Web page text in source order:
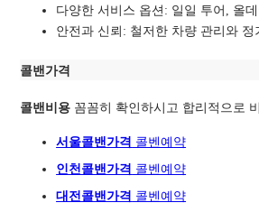
다양한 서비스 옵션: 일일 투어, 올
안전과 신뢰: 철저한 차량 관리와
콜밴가격
콜밴비용 꼼꼼히 확인하시고 합리적으로
서울콜밴가격 콜벤예 약
인천콜밴가격 콜벤예약
대전콜밴가격 콜벤예약